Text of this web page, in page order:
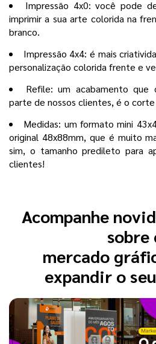
Impressão 4x0: você pode
imprimir a sua arte colorida na
branco.
Impressão 4x4: é mais
personalização colorida frente e
Refile: um acabamento
parte de nossos clientes, é o
Medidas: um formato mini
original 48x88mm, que é muito
sim, o tamanho predileto para
clientes!
Acompanhe
sobre
mercado
expandir o